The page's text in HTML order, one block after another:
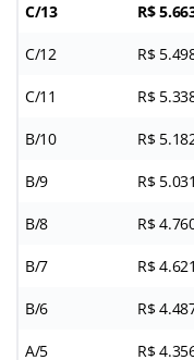
C/13 R$
C/12 R$
C/11 R$
B/10 R$
B/9 R$
B/8 R$
B/7 R$
B/6 R$
A/5 R$